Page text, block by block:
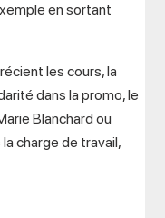
en sortant
les cours, la
dans la promo, le
Blanchard ou
charge de travail,